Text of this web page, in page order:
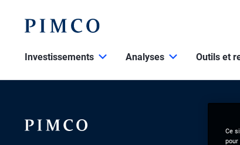
Investissements Analyses Outils et
Ce
pour